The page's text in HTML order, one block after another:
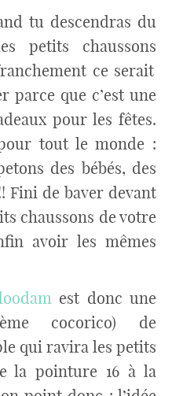
tu descendras du
petits chaussons
ce serait
parce que c’est une
pour les fêtes.
tout le monde :
des bébés, des
Fini de baver devant
chaussons de votre
avoir les mêmes
est donc une
cocorico) de
qui ravira les petits
la pointure 16 à la